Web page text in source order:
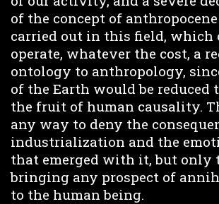
of the concept of
carried out in this field, which
operate, whatever the cost, a
ontology to anthropology,
of the Earth would be reduced
the fruit of human causality.
any way to deny the
industrialization and the
that emerged with it, but only
bringing any prospect of
to the human being.